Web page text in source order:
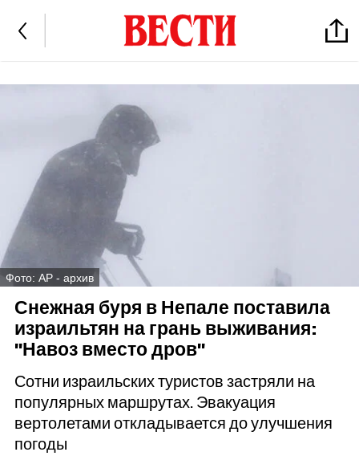
Фото: AP - архив
Снежная буря в Непале поставила
израильтян на грань выживания:
"Навоз вместо дров"
Сотни израильских туристов застряли на
популярных маршрутах. Эвакуация
вертолетами откладывается до улучшения
погоды